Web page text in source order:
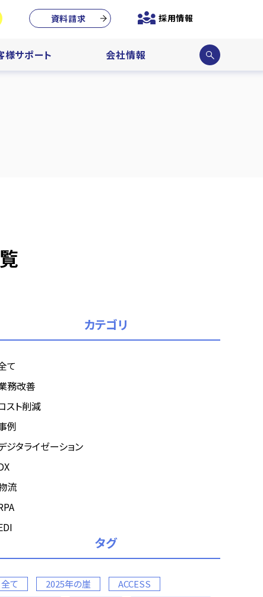
様サポート 会社情報
サイ
ト内
資料請求 採用情報
カテゴリ
て
務改善
スト削減
例
ジタライゼーション
流
タグ
全て 2025年の崖
ACCESS